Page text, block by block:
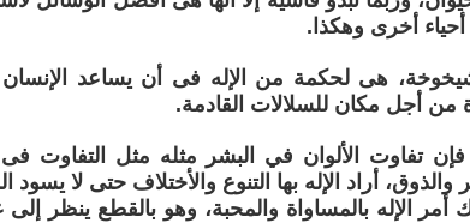
أحياء أخرى وهكذا.
هى لحكمة من الإله فى أن يساعد الإنسان
من أجل مكان للسلالات القادمة.
تفاوت الألوان في البشر مثله مثل التفاوت
أراد الإله بها التنوع والأختلاف حتى لا
أمر الإله بالمساواة والمحبة، وهو بالقطع ينظر